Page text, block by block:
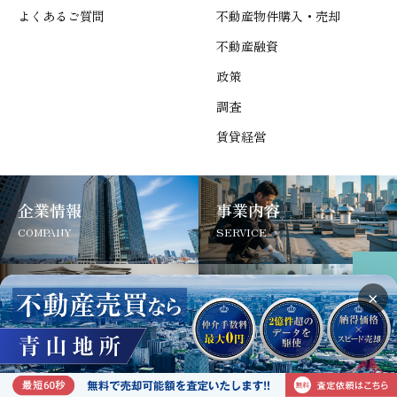
よくあるご質問
不動産物件購入・売却
不動産融資
政策
調査
賃貸経営
企業情報
COMPANY
事業内容
SERVICE
コラム
COLUMN
お問い合わせ
CONTACT
サイトについて よくあるご質問 お問い合わせ
×